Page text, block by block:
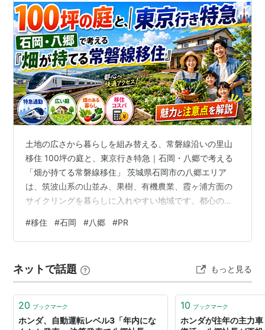
土地の広さから暮らしを組み替える、常磐線沿いの里山
移住 100坪の庭と、東京行き特急｜石岡・八郷で考える
「畑が持てる常磐線移住」 茨城県石岡市の八郷エリア
は、筑波山系の山並み、果樹、有機農業、霞ヶ浦方面の
サイクリングを暮らしに入れやすい地域です。都心の狭
い人へ向けた、土地量から考える移住案です。 100坪の
庭と、東京行き特急｜石岡・八郷で考える「畑が持てる
になるのか 石岡・八郷で買うのは、家ではなく「使い道
のある土」 「畑を持つ」は、農地法まで見る 東京行き特
急は、農村圏に残る都会口 八…
#移住 #石岡 #八郷 #PR
ネットで話題 もっと見る
20 ブックマーク
ホンダ、自動運転レベル3「年内にな
10 ブックマーク
ホンダが往年の主力